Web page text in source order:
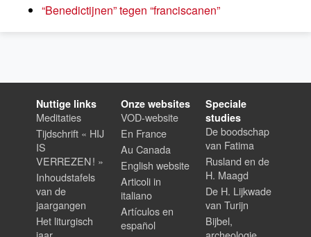
“Benedictijnen” tegen “franciscanen”
Nuttige links
Meditaties
Tijdschrift « HIJ
IS
VERREZEN ! »
Inhoudstafels
van de
jaargangen
Het liturgisch
Onze websites
VOD-website
En France
Au Canada
English website
Articoli in
italiano
Artículos en
español
Speciale
studies
De boodschap
van Fatima
Rusland en de
H. Maagd
De H. Lijkwade
van Turijn
Bijbel,